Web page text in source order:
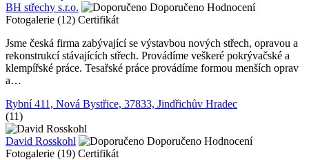
BH střechy s.r.o. Doporučeno Hodnocení
Fotogalerie (12) Certifikát
Jsme česká firma zabývající se výstavbou nových střech, opravou a
rekonstrukcí stávajících střech. Provádíme veškeré pokrývačské a
klempířské práce. Tesařské práce provádíme formou menších oprav
a…
Rybní 411, Nová Bystřice, 37833, Jindřichův Hradec
(11)
David Rosskohl Doporučeno Hodnocení
Fotogalerie (19) Certifikát